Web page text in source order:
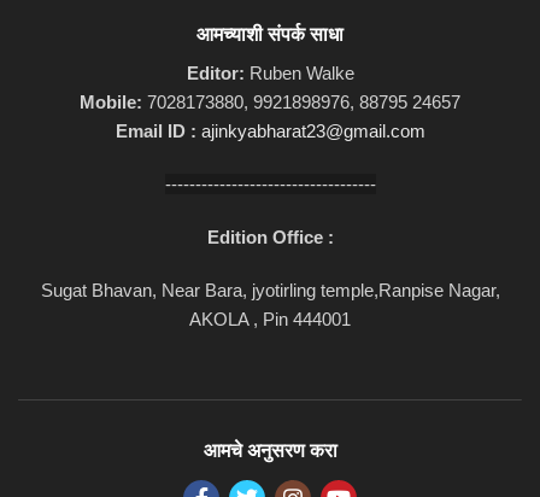
आमच्याशी संपर्क साधा
Editor: Ruben Walke
Mobile: 7028173880, 9921898976, 88795 24657
Email ID : ajinkyabharat23@gmail.com
-----------------------------------
Edition Office :
Sugat Bhavan, Near Bara, jyotirling temple,Ranpise Nagar,
AKOLA , Pin 444001
आमचे अनुसरण करा